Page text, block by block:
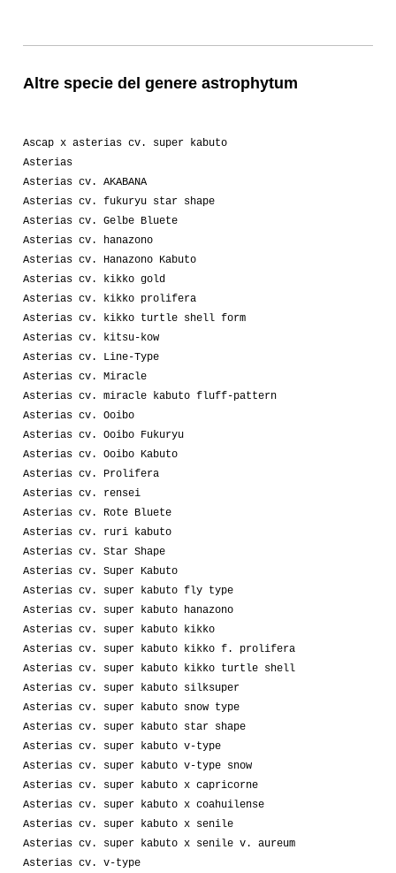
Altre specie del genere astrophytum
Ascap x asterias cv. super kabuto
Asterias
Asterias cv. AKABANA
Asterias cv. fukuryu star shape
Asterias cv. Gelbe Bluete
Asterias cv. hanazono
Asterias cv. Hanazono Kabuto
Asterias cv. kikko gold
Asterias cv. kikko prolifera
Asterias cv. kikko turtle shell form
Asterias cv. kitsu-kow
Asterias cv. Line-Type
Asterias cv. Miracle
Asterias cv. miracle kabuto fluff-pattern
Asterias cv. Ooibo
Asterias cv. Ooibo Fukuryu
Asterias cv. Ooibo Kabuto
Asterias cv. Prolifera
Asterias cv. rensei
Asterias cv. Rote Bluete
Asterias cv. ruri kabuto
Asterias cv. Star Shape
Asterias cv. Super Kabuto
Asterias cv. super kabuto fly type
Asterias cv. super kabuto hanazono
Asterias cv. super kabuto kikko
Asterias cv. super kabuto kikko f. prolifera
Asterias cv. super kabuto kikko turtle shell
Asterias cv. super kabuto silksuper
Asterias cv. super kabuto snow type
Asterias cv. super kabuto star shape
Asterias cv. super kabuto v-type
Asterias cv. super kabuto v-type snow
Asterias cv. super kabuto x capricorne
Asterias cv. super kabuto x coahuilense
Asterias cv. super kabuto x senile
Asterias cv. super kabuto x senile v. aureum
Asterias cv. v-type